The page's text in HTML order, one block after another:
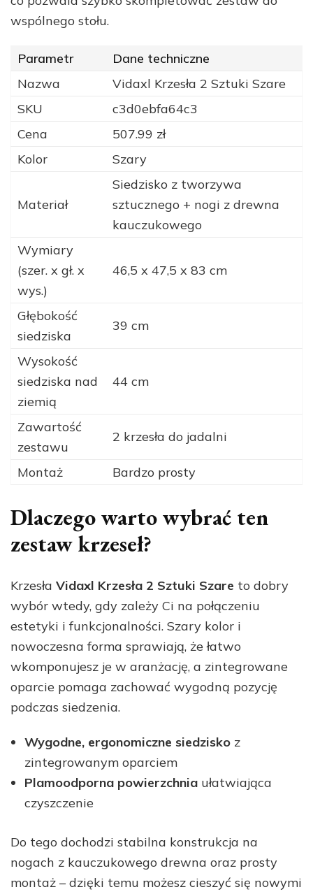
wspólnego stołu.
Parametr
Dane techniczne
Nazwa
Vidaxl Krzesła 2 Sztuki Szare
SKU
c3d0ebfa64c3
Cena
507.99 zł
Kolor
Szary
Materiał
Siedzisko z tworzywa
sztucznego + nogi z drewna
kauczukowego
Wymiary
(szer. x gł. x
wys.)
46,5 x 47,5 x 83 cm
Głębokość
siedziska
39 cm
Wysokość
siedziska nad
ziemią
44 cm
Zawartość
zestawu
2 krzesła do jadalni
Montaż Bardzo prosty
Dlaczego warto wybrać ten
zestaw krzeseł?
Krzesła Vidaxl Krzesła 2 Sztuki Szare to dobry
wybór wtedy, gdy zależy Ci na połączeniu
estetyki i funkcjonalności. Szary kolor i
nowoczesna forma sprawiają, że łatwo
wkomponujesz je w aranżację, a zintegrowane
oparcie pomaga zachować wygodną pozycję
podczas siedzenia.
Wygodne, ergonomiczne siedzisko z
zintegrowanym oparciem
Plamoodporna powierzchnia ułatwiająca
czyszczenie
Do tego dochodzi stabilna konstrukcja na
nogach z kauczukowego drewna oraz prosty
montaż – dzięki temu możesz cieszyć się nowymi